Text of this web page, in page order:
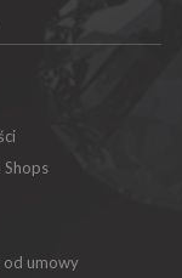
Shops
od umowy